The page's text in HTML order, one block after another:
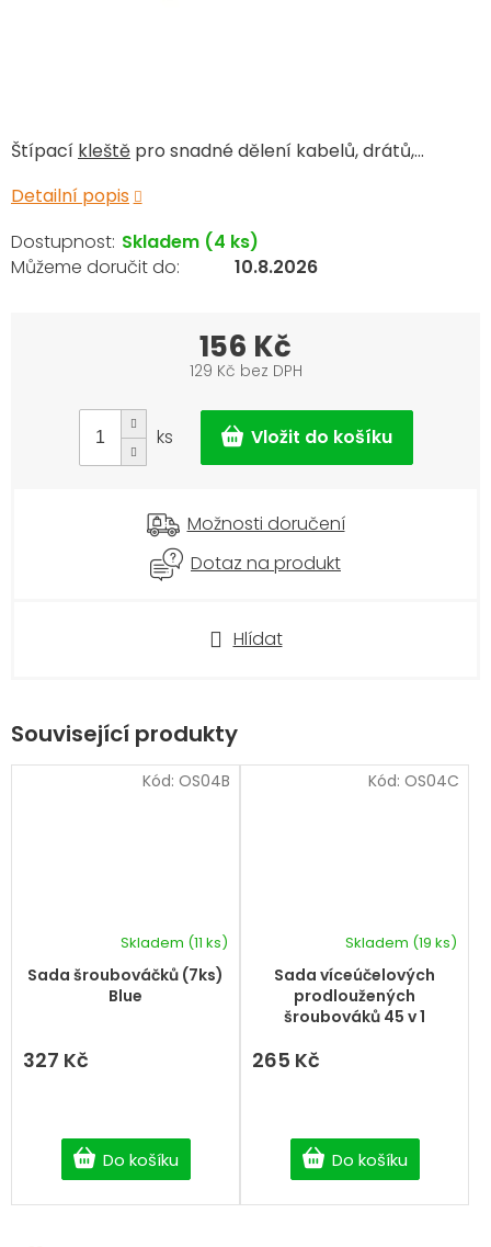
Štípací kleště pro snadné dělení kabelů, drátů,...
Detailní popis
Hlídat
Skladem (4 ks)
10.8.2026
156 Kč
129 Kč bez DPH
cena:
ks
Možnosti doručení
Dotaz na produkt
Související produkty
Sada šroubováčků (7ks)
Blue
Skladem (11 ks)
327 Kč
Do košíku
Kód: OS04B
Sada víceúčelových
prodloužených
šroubováků 45 v 1
hodnocení
produktu
z
Skladem (19 ks)
265 Kč
Do košíku
Kód: OS04C